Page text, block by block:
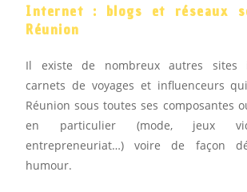
Internet : blogs et réseaux
Réunion
Il existe de nombreux autres sites
carnets de voyages et influenceurs
Réunion sous toutes ses composantes
en particulier (mode, jeux
entrepreneuriat…) voire de façon
humour.